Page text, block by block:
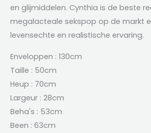
en glijmiddelen. Cynthia is de beste
megalacteale sekspop op de markt
levensechte en realistische ervaring.
Enveloppen : 130cm
Taille : 50cm
Heup : 70cm
Largeur : 28cm
Beha's : 53cm
Been : 63cm